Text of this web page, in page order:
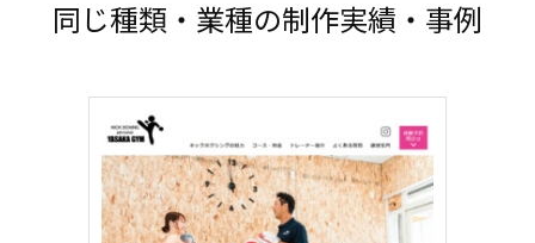
同じ種類・業種の制作実績・事例